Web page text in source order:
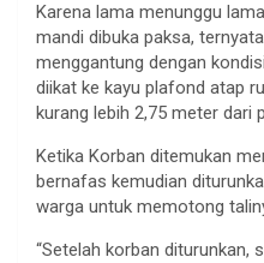
Karena lama menunggu
mandi dibuka paksa,
menggantung dengan
diikat ke kayu plafond atap
kurang lebih 2,75 meter dari
Ketika Korban ditemukan
bernafas kemudian
warga untuk memotong
“Setelah korban diturunkan,